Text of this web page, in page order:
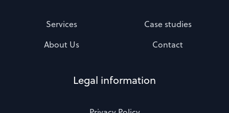
Services
Case studies
About Us
Contact
Legal information